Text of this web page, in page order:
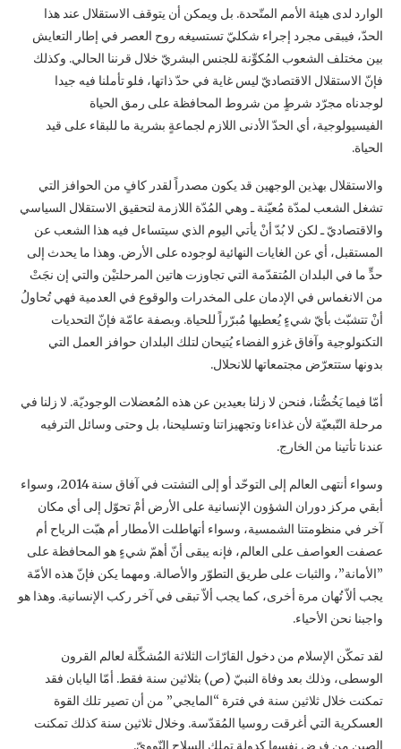
الوارد لدى هيئة الأمم المتّحدة. ‏بل ويمكن أن يتوقف الاستقلال عند هذا
الحدّ، فيبقى مجرد إجراء شكليّ تستسيغه روح العصر في ‏إطار التعايش
بين مختلف الشعوب المُكوِّنة للجنس البشريّ خلال قرننا الحالي. وكذلك
فإنّ الاستقلال ‏الاقتصاديّ ليس غاية في حدّ ذاتها، فلو تأملنا فيه جيدا
لوجدناه مجرّد شرطٍ من شروط المحافظة على ‏رمق الحياة
الفيسيولوجية، أي الحدّ الأدنى اللازم لجماعةٍ بشرية ما للبقاء على قيد
الحياة.‏
والاستقلال بهذين الوجهين قد يكون مصدراً لقدر كافٍ من الحوافز التي
تشغل الشعب لمدّة مُعيّنة ـ ‏وهي المُدّة اللازمة لتحقيق الاستقلال السياسي
والاقتصاديّ ـ لكن لا بُدّ أنْ يأتي اليوم الذي سيتساءل ‏فيه هذا الشعب عن
المستقبل، أي عن الغايات النهائية لوجوده على الأرض. وهذا ما يحدث إلى
حدٍّ ما ‏في البلدان المُتقدّمة التي تجاوزت هاتين المرحلتيْن والتي إن نجَتْ
من الانغماس في الإدمان على ‏المخدرات والوقوع في العدمية فهي تُحاولُ
أنْ تتشبّث بأيّ شيءٍ يُعطيها مُبرّراً للحياة. وبصفة عامّة ‏فإنّ التحديات
التكنولوجية وآفاق غزو الفضاء يُتيحان لتلك البلدان حوافز العمل التي
بدونها ستتعرّض ‏مجتمعاتها للانحلال.‏
أمّا فيما يَخُصُّنا، فنحن لا زلنا بعيدين عن هذه المُعضلات الوجوديّة. لا زلنا في
مرحلة التّبعيّة لأن ‏غذاءنا وتجهيزاتنا وتسليحنا، بل وحتى وسائل الترفيه
عندنا تأتينا من الخارج.‏
وسواء أنتهى العالم إلى التوحّد أو إلى التشتت في آفاق سنة 2014، وسواء
أبقي مركز دوران ‏الشؤون الإنسانية على الأرض أمْ تحوّل إلى أي مكان
آخر في منظومتنا الشمسية، وسواء أتهاطلت ‏الأمطار أم هبّت الرياح أم
عصفت العواصف على العالم، فإنه يبقى أنّ أهمّ شيءٍ هو المحافظة على
‏‏”الأمانة”، والثبات على طريق التطوّر والأصالة. ومهما يكن فإنّ هذه الأمّة
يجب ألاّ تُهان مرة ‏أخرى، كما يجب ألاّ تبقى في آخر ركب الإنسانية. وهذا هو
واجبنا نحن الأحياء.‏
لقد تمكّن الإسلام من دخول القارّات الثلاثة المُشكِّلة لعالم القرون
الوسطى، وذلك بعد وفاة النبيّ (ص) ‏بثلاثين سنة فقط. أمّا اليابان فقد
تمكنت خلال ثلاثين سنة في فترة “المايجي” من أن تصير تلك القوة
‏العسكرية التي أغرقت روسيا المُقدّسة. وخلال ثلاثين سنة كذلك تمكنت
الصين من فرض نفسها ‏كدولة تملك السلاح النّوويّ.‏